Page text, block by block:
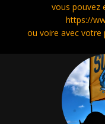
vous pouvez
https://
ou voire avec votre